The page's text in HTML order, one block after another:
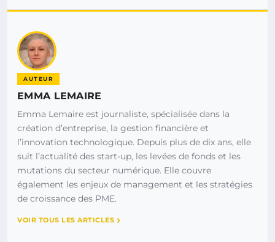
AUTEUR
EMMA LEMAIRE
Emma Lemaire est journaliste, spécialisée dans la
création d’entreprise, la gestion financière et
l’innovation technologique. Depuis plus de dix ans, elle
suit l’actualité des start-up, les levées de fonds et les
mutations du secteur numérique. Elle couvre
également les enjeux de management et les stratégies
de croissance des PME.
VOIR TOUS LES ARTICLES